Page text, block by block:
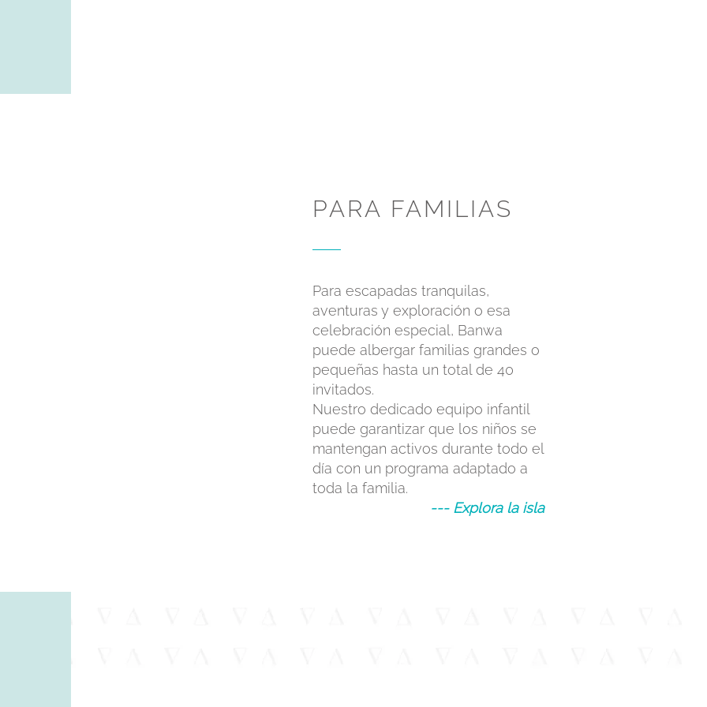
PARA FAMILIAS
Para escapadas tranquilas,
aventuras y exploración o esa
celebración especial, Banwa
puede albergar familias grandes o
pequeñas hasta un total de 40
invitados.
Nuestro dedicado equipo infantil
puede garantizar que los niños se
mantengan activos durante todo el
día con un programa adaptado a
toda la familia.
--- Explora la isla